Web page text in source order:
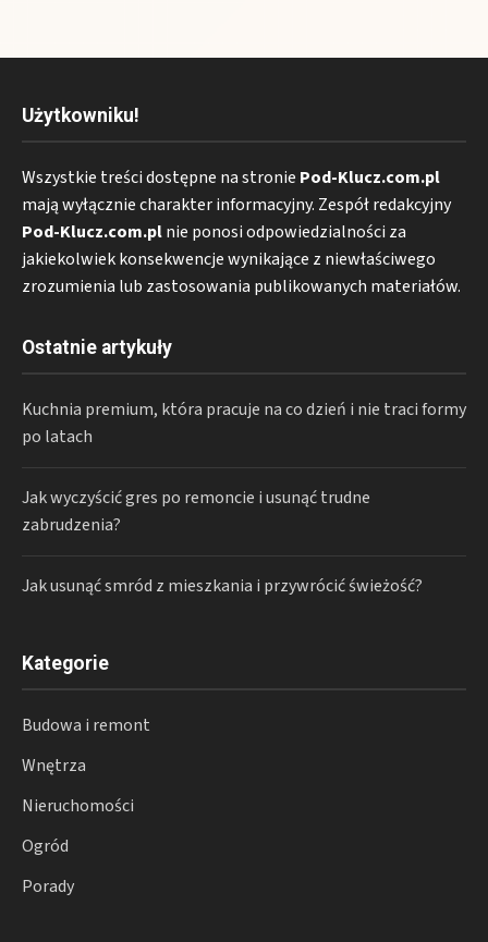
Użytkowniku!
Wszystkie treści dostępne na stronie Pod-Klucz.com.pl
mają wyłącznie charakter informacyjny. Zespół redakcyjny
Pod-Klucz.com.plnie ponosi odpowiedzialności za
jakiekolwiek konsekwencje wynikające z niewłaściwego
zrozumienia lub zastosowania publikowanych materiałów.
Ostatnie artykuły
Kuchnia premium, która pracuje na co dzień i nie traci formy
po latach
Jak wyczyścić gres po remoncie i usunąć trudne
zabrudzenia?
Jak usunąć smród z mieszkania i przywrócić świeżość?
Kategorie
Budowa i remont
Wnętrza
Nieruchomości
Ogród
Porady